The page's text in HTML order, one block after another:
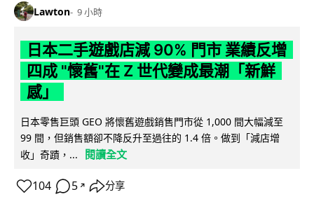
Lawton 9 小時
日本二手遊戲店減 90% 門市 業績反增
四成 "懷舊"在 Z 世代變成最潮「新鮮
感」
日本零售巨頭 GEO 將懷舊遊戲銷售門市從 1,000 間大幅減至
99 間，但銷售額卻不降反升至過往的 1.4 倍。做到「減店增
收」奇蹟，...
閱讀全文
104 5 ↗ 分享